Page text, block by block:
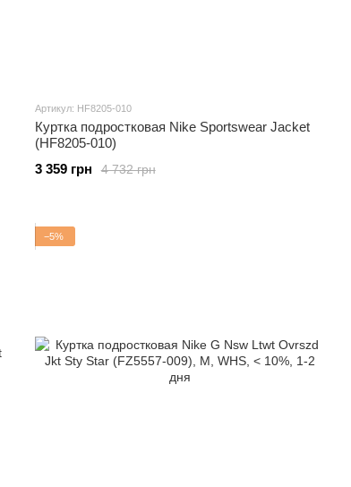
Артикул: HF8205-010
Куртка подростковая Nike Sportswear Jacket
(HF8205-010)
4 732 грн
3 359 грн
−5%